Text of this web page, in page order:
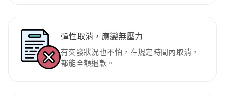
彈性取消，應變無壓力
有突發狀況也不怕，在規定時間內取消，
都能全額退款。